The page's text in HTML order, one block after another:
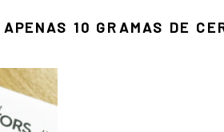
10 GRAMAS DE